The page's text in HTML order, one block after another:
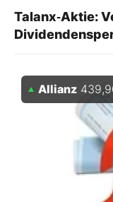
Talanx‑Aktie:
Allianz